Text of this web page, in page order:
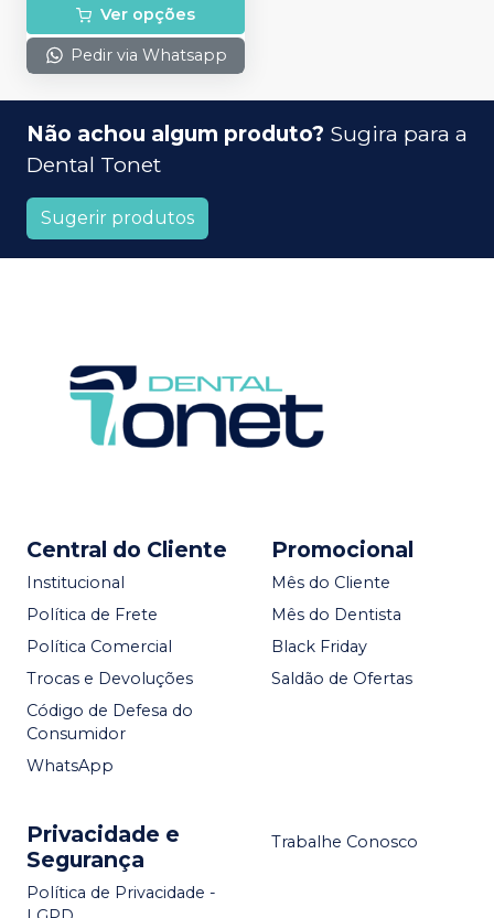
Ver opções
Pedir via Whatsapp
Não achou algum produto? Sugira para a
Dental Tonet
Sugerir produtos
Central do Cliente
Institucional
Política de Frete
Política Comercial
Trocas e Devoluções
Código de Defesa do
Consumidor
WhatsApp
Promocional
Mês do Cliente
Mês do Dentista
Black Friday
Saldão de Ofertas
Privacidade e
Segurança
Política de Privacidade -
Trabalhe Conosco